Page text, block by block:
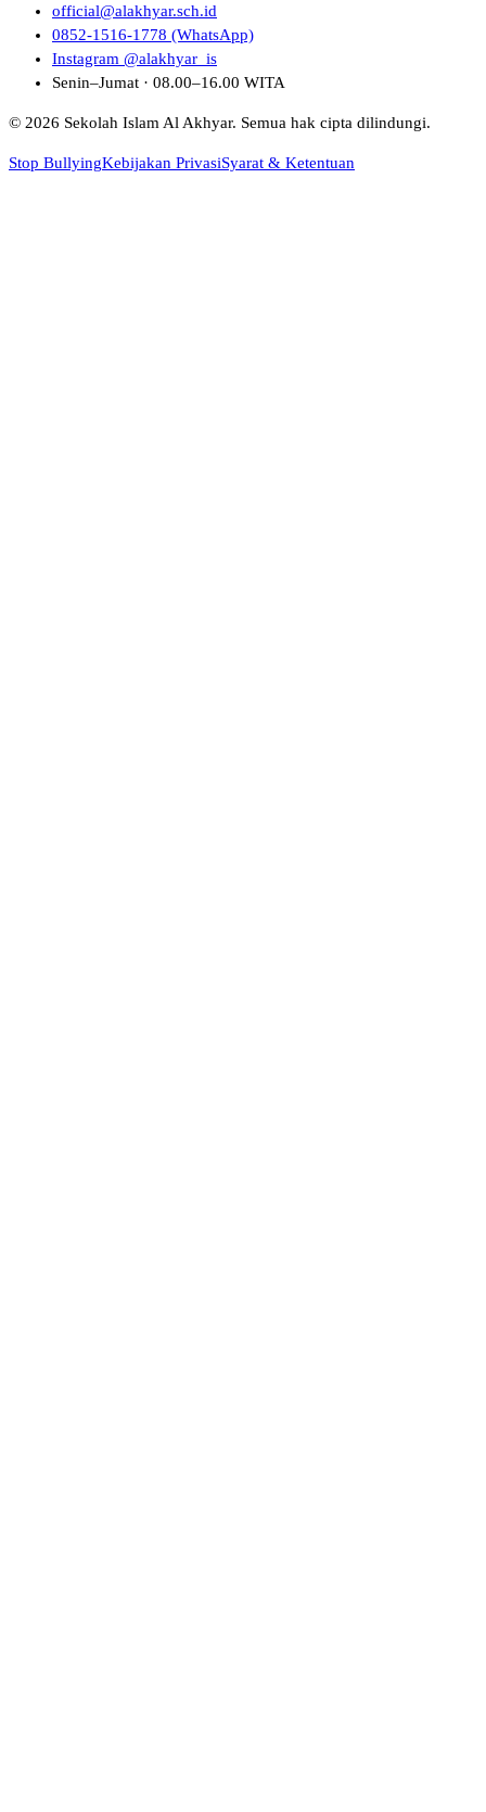
official@alakhyar.sch.id
0852-1516-1778 (WhatsApp)
Instagram @alakhyar_is
Senin–Jumat · 08.00–16.00 WITA
© 2026 Sekolah Islam Al Akhyar. Semua hak cipta dilindungi.
Stop BullyingKebijakan PrivasiSyarat & Ketentuan